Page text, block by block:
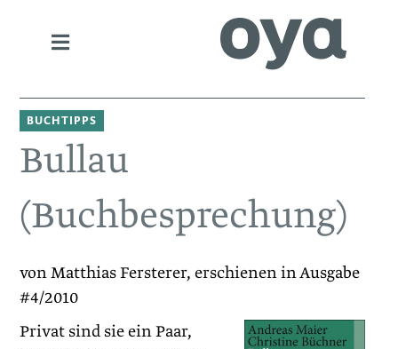
BUCHTIPPS
Bullau
(Buchbesprechung)
von Matthias Fersterer, erschienen in Ausgabe
#4/2010
Privat sind sie ein Paar,